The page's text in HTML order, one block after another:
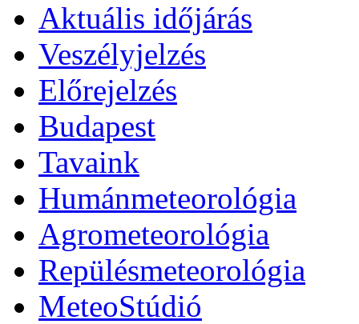
Aktuális időjárás
Veszélyjelzés
Előrejelzés
Budapest
Tavaink
Humánmeteorológia
Agrometeorológia
Repülésmeteorológia
MeteoStúdió